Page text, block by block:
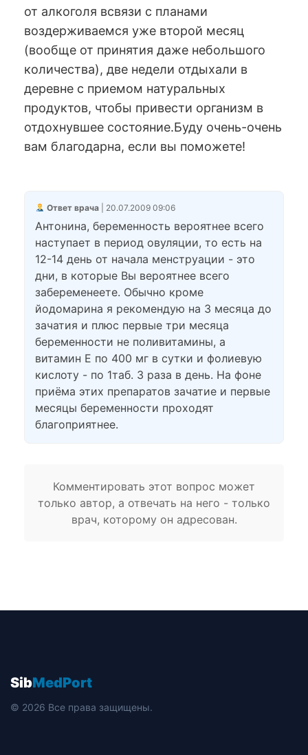
от алкоголя всвязи с планами
воздерживаемся уже второй месяц
(вообще от принятия даже небольшого
количества), две недели отдыхали в
деревне с приемом натуральных
продуктов, чтобы привести организм в
отдохнувшее состояние.Буду очень-очень
вам благодарна, если вы поможете!
Ответ врача| 20.07.2009 09:06
Антонина, беременность вероятнее всего
наступает в период овуляции, то есть на
12-14 день от начала менструации - это
дни, в которые Вы вероятнее всего
забеременеете. Обычно кроме
йодомарина я рекомендую на 3 месяца до
зачатия и плюс первые три месяца
беременности не поливитамины, а
витамин Е по 400 мг в сутки и фолиевую
кислоту - по 1таб. 3 раза в день. На фоне
приёма этих препаратов зачатие и первые
месяцы беременности проходят
благоприятнее.
Комментировать этот вопрос может
только автор, а отвечать на него - только
врач, которому он адресован.
SibMedPort
© 2026 Все права защищены.